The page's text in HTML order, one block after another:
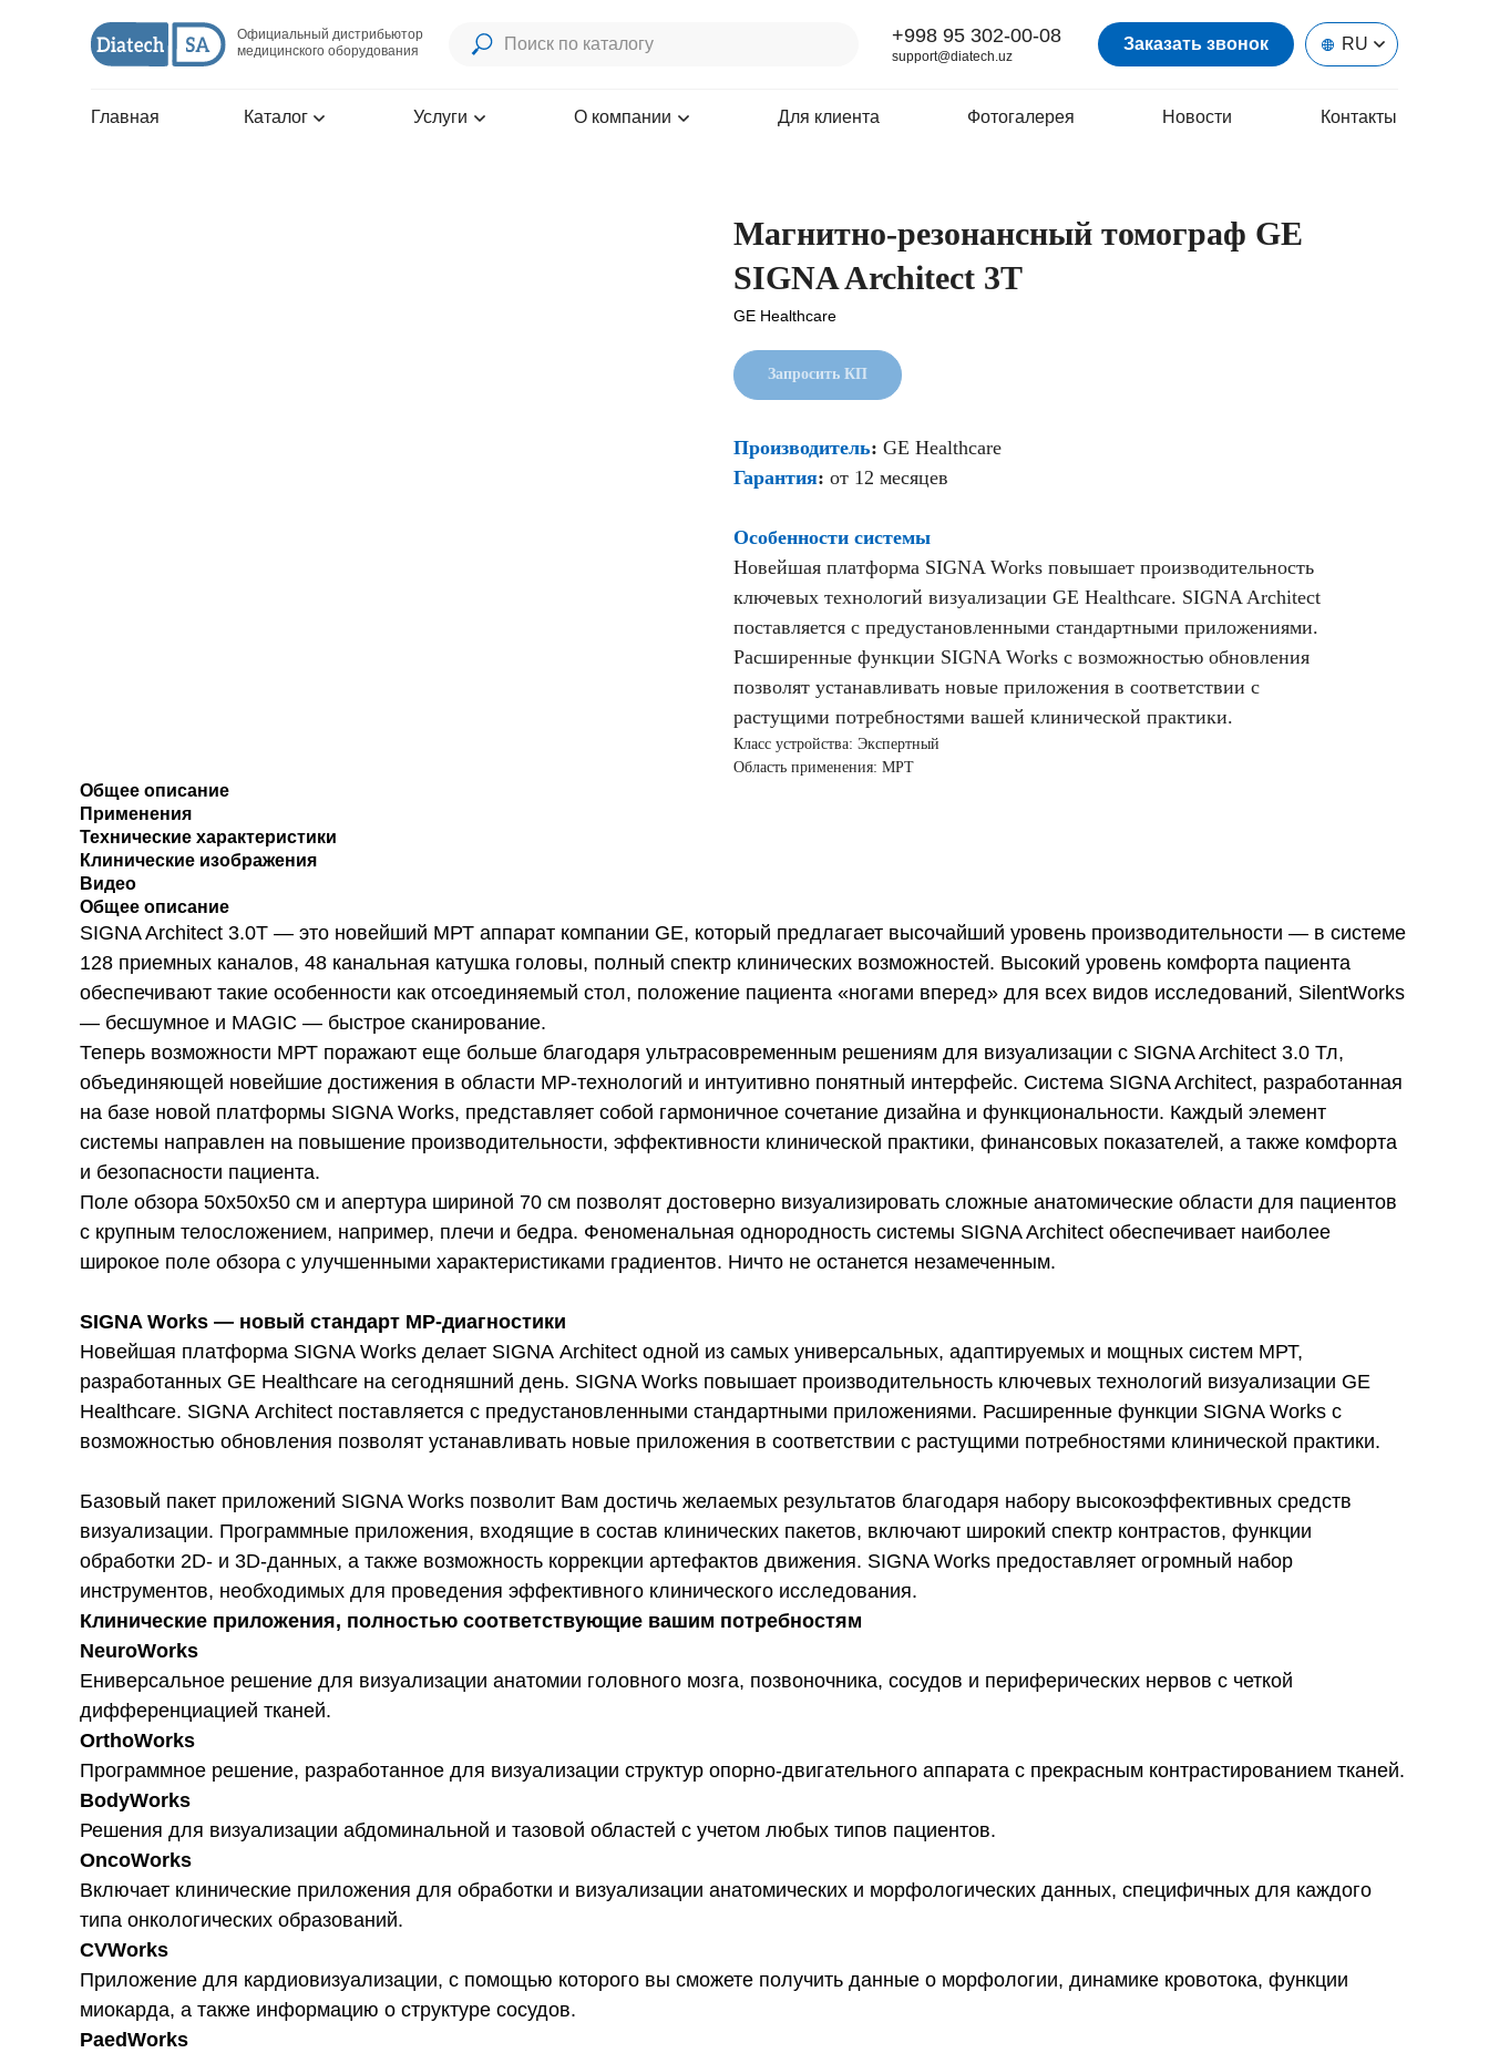
Официальный дистрибьютор
медицинского оборудования
+998 95 302-00-08
support@diatech.uz
Заказать звонок RU
Главная Каталог Услуги О компании Для клиента Фотогалерея Новости Контакты
Магнитно-резонансный томограф GE
SIGNA Architect 3T
GE Healthcare
Запросить КП
Производитель: GE Healthcare
Гарантия: от 12 месяцев
Особенности системы
Новейшая платформа SIGNA Works повышает производительность
ключевых технологий визуализации GE Healthcare. SIGNA Architect
поставляется с предустановленными стандартными приложениями.
Расширенные функции SIGNA Works с возможностью обновления
позволят устанавливать новые приложения в соответствии с
растущими потребностями вашей клинической практики.
Класс устройства: Экспертный
Область применения: МРТ
Общее описание
Применения
Технические характеристики
Клинические изображения
Видео
Общее описание
SIGNA Architect 3.0T — это новейший МРТ аппарат компании GE, который предлагает высочайший уровень производительности — в системе
128 приемных каналов, 48 канальная катушка головы, полный спектр клинических возможностей. Высокий уровень комфорта пациента
обеспечивают такие особенности как отсоединяемый стол, положение пациента «ногами вперед» для всех видов исследований, SilentWorks
— бесшумное и MAGIC — быстрое сканирование.
Теперь возможности МРТ поражают еще больше благодаря ультрасовременным решениям для визуализации с SIGNA Architect 3.0 Тл,
объединяющей новейшие достижения в области МР-технологий и интуитивно понятный интерфейс. Система SIGNA Architect, разработанная
на базе новой платформы SIGNA Works, представляет собой гармоничное сочетание дизайна и функциональности. Каждый элемент
системы направлен на повышение производительности, эффективности клинической практики, финансовых показателей, а также комфорта
и безопасности пациента.
Поле обзора 50x50x50 см и апертура шириной 70 см позволят достоверно визуализировать сложные анатомические области для пациентов
с крупным телосложением, например, плечи и бедра. Феноменальная однородность системы SIGNA Architect обеспечивает наиболее
широкое поле обзора с улучшенными характеристиками градиентов. Ничто не останется незамеченным.
SIGNA Works — новый стандарт МР-диагностики
Новейшая платформа SIGNA Works делает SIGNA Architect одной из самых универсальных, адаптируемых и мощных систем МРТ,
разработанных GE Healthcare на сегодняшний день. SIGNA Works повышает производительность ключевых технологий визуализации GE
Healthcare. SIGNA Architect поставляется с предустановленными стандартными приложениями. Расширенные функции SIGNA Works с
возможностью обновления позволят устанавливать новые приложения в соответствии с растущими потребностями клинической практики.
Базовый пакет приложений SIGNA Works позволит Вам достичь желаемых результатов благодаря набору высокоэффективных средств
визуализации. Программные приложения, входящие в состав клинических пакетов, включают широкий спектр контрастов, функции
обработки 2D- и 3D-данных, а также возможность коррекции артефактов движения. SIGNA Works предоставляет огромный набор
инструментов, необходимых для проведения эффективного клинического исследования.
Клинические приложения, полностью соответствующие вашим потребностям
NeuroWorks
Eниверсальное решение для визуализации анатомии головного мозга, позвоночника, сосудов и периферических нервов с четкой
дифференциацией тканей.
OrthoWorks
Программное решение, разработанное для визуализации структур опорно-двигательного аппарата с прекрасным контрастированием тканей.
BodyWorks
Решения для визуализации абдоминальной и тазовой областей с учетом любых типов пациентов.
OncoWorks
Включает клинические приложения для обработки и визуализации анатомических и морфологических данных, специфичных для каждого
типа онкологических образований.
CVWorks
Приложение для кардиовизуализации, с помощью которого вы сможете получить данные о морфологии, динамике кровотока, функции
миокарда, а также информацию о структуре сосудов.
PaedWorks